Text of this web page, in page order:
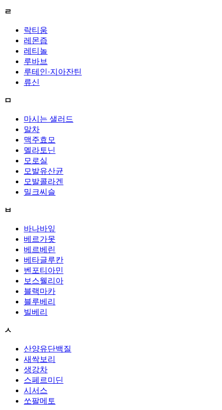
ㄹ
락티움
레몬즙
레티놀
루바브
루테인·지아잔틴
류신
ㅁ
마시는 샐러드
말차
맥주효모
멜라토닌
모로실
모발유산균
모발콜라겐
밀크씨슬
ㅂ
바나바잎
베르가못
베르베린
베타글루칸
벤포티아민
보스웰리아
블랙마카
블루베리
빌베리
ㅅ
산양유단백질
새싹보리
생강차
스페르미딘
시서스
쏘팔메토